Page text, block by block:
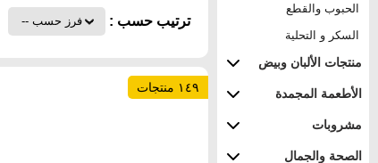
الحبوب والقطع
السكر و التحلية
منتجات الألبان وبيض
الأطعمة المجمدة
مشروبات
الصحة والجمال
ترتيب حسب :
١٤٩ منتجات